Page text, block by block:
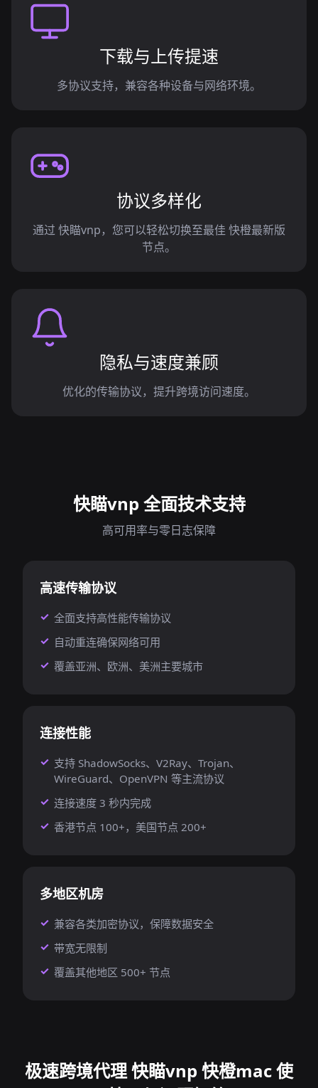
下载与上传提速
多协议支持，兼容各种设备与网络环境。
协议多样化
通过 快瞄vnp，您可以轻松切换至最佳 快橙最新版
节点。
隐私与速度兼顾
优化的传输协议，提升跨境访问速度。
快瞄vnp 全面技术支持
高可用率与零日志保障
高速传输协议
全面支持高性能传输协议
自动重连确保网络可用
覆盖亚洲、欧洲、美洲主要城市
连接性能
支持 ShadowSocks、V2Ray、Trojan、
WireGuard、OpenVPN 等主流协议
连接速度 3 秒内完成
香港节点 100+，美国节点 200+
多地区机房
兼容各类加密协议，保障数据安全
带宽无限制
覆盖其他地区 500+ 节点
极速跨境代理 快瞄vnp 快橙mac 使